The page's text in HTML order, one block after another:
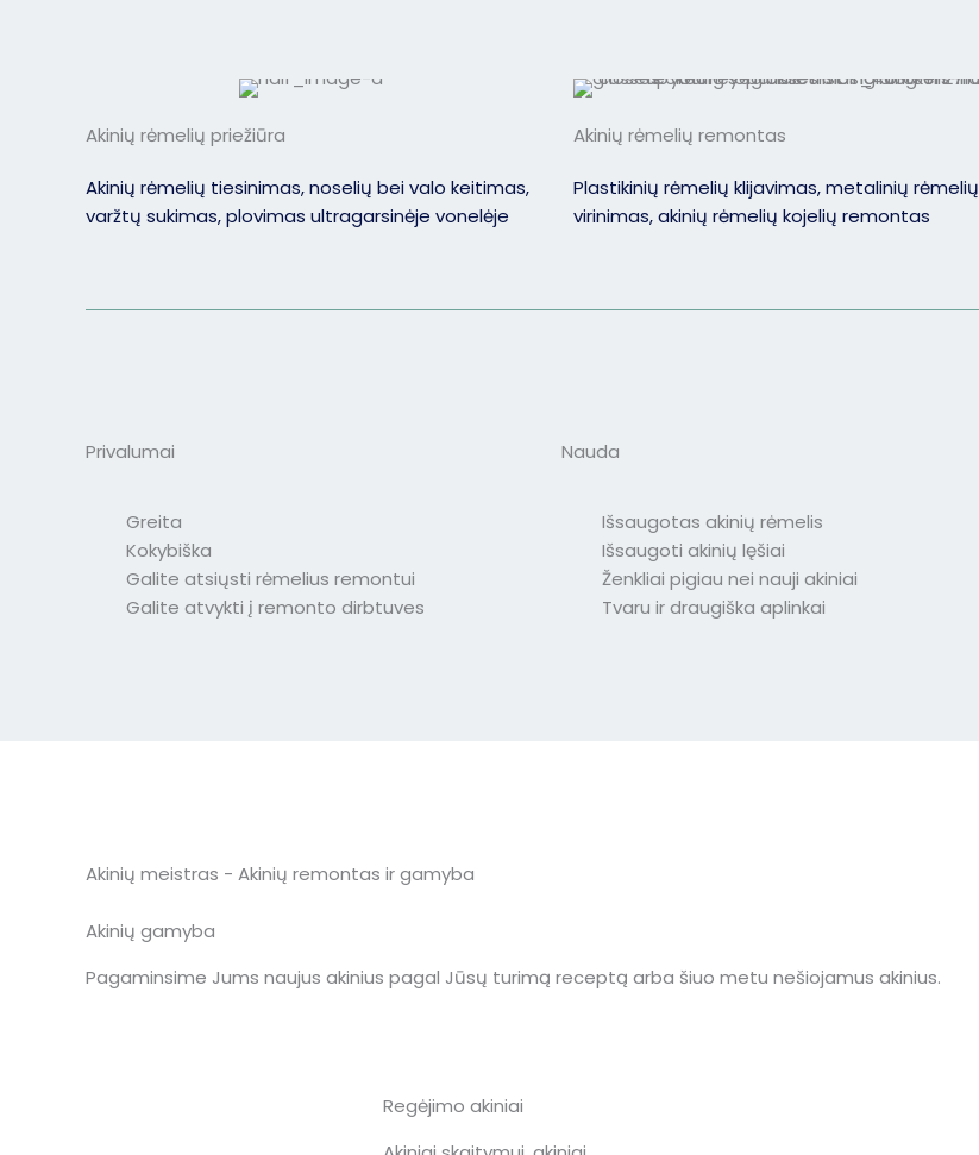
Akinių rėmelių priežiūra
Akinių rėmelių tiesinimas, noselių bei valo keitimas,
varžtų sukimas, plovimas ultragarsinėje vonelėje
Akinių rėmelių remontas
Plastikinių rėmelių klijavimas, metalinių rėmelių
virinimas, akinių rėmelių kojelių remontas
Privalumai
Greita
Kokybiška
Galite atsiųsti rėmelius remontui
Galite atvykti į remonto dirbtuves
Nauda
Išsaugotas akinių rėmelis
Išsaugoti akinių lęšiai
Ženkliai pigiau nei nauji akiniai
Tvaru ir draugiška aplinkai
Akinių meistras - Akinių remontas ir gamyba
Akinių gamyba
Pagaminsime Jums naujus akinius pagal Jūsų turimą receptą arba šiuo metu nešiojamus akinius.
Regėjimo akiniai